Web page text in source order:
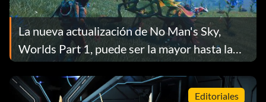
La nueva actualización de No Man's Sky,
Worlds Part 1, puede ser la mayor hasta la
fecha
Editoriales